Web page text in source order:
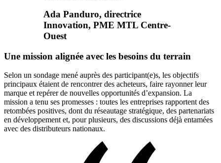
Ada Panduro, directrice
Innovation, PME MTL Centre-
Ouest
Une mission alignée avec les besoins du terrain
Selon un sondage mené auprès des participant(e)s, les objectifs
principaux étaient de rencontrer des acheteurs, faire rayonner leur
marque et repérer de nouvelles opportunités d’expansion. La
mission a tenu ses promesses : toutes les entreprises rapportent des
retombées positives, dont du réseautage stratégique, des partenariats
en développement et, pour plusieurs, des discussions déjà entamées
avec des distributeurs nationaux.